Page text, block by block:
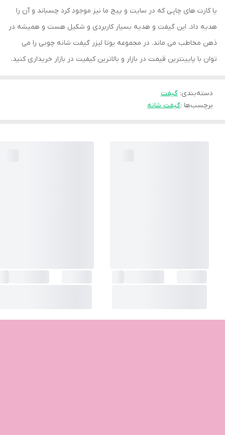
یا کارت های چاپی که در سایت و پیج ما نیز موجود کرد چسباند و آن را
هدیه داد. این گیفت و هدیه بسیار کاربردی و شکیل هست و همیشه در
ذهن مخاطب می ماند. در مجموعه یوتا لیزر گیفت شانه چوبی را می
توان با پایینترین قیمت در بازار و بالاترین کیفیت در بازار خریداری کنید.
دسته‌بندی: گیفت
برچسب‌ها :گیفت شانه